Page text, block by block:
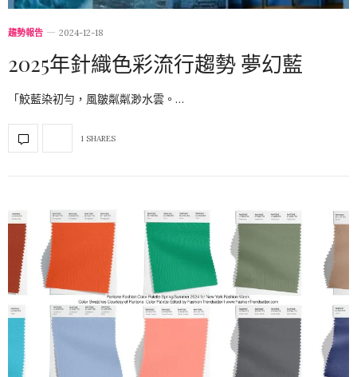
趨勢報告 2024-12-18
2025年針織色彩流行趨勢 夢幻藍
「鮫藍染初勻，風皺粼粼渺水雲。…
1 SHARES